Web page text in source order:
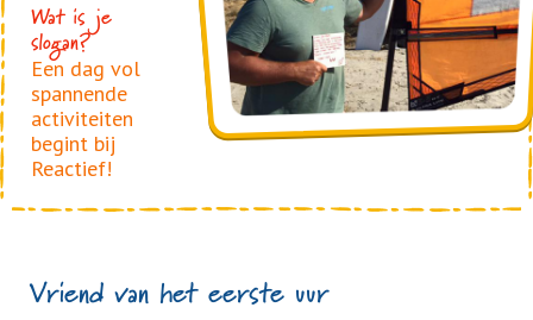
Wat is je
slogan?
Een dag vol
spannende
activiteiten
begint bij
Reactief!
Vriend van het eerste uur